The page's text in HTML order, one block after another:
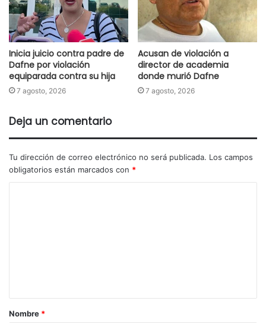
Inicia juicio contra padre de
Dafne por violación
equiparada contra su hija
7 agosto, 2026
Acusan de violación a
director de academia
donde murió Dafne
7 agosto, 2026
Deja un comentario
Tu dirección de correo electrónico no será publicada. Los campos
obligatorios están marcados con *
Nombre *